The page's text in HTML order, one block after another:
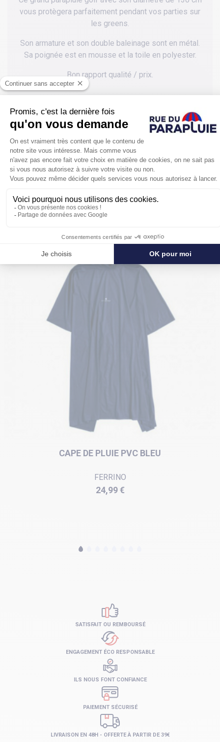
vous protègera parfaitement pendant vos parties sur
les greens.
Son armature et son double baleinage sont en métal.
Sa poignée est en mousse et la toile en polyester.
Bon rapport qualité / prix.
POUR SE PROTÉGER ENCORE PLUS
DE LA PLUIE
CAPE DE PLUIE PVC BLEU
FERRINO
Prix
24,99 €
LIVRAISON EN 48H - OFFERTE À PARTIR DE 39€
PAIEMENT SÉCURISÉ
SATISFAIT OU REMBOURSÉ
ENGAGEMENT ÉCO RESPONSABLE
ILS NOUS FONT CONFIANCE